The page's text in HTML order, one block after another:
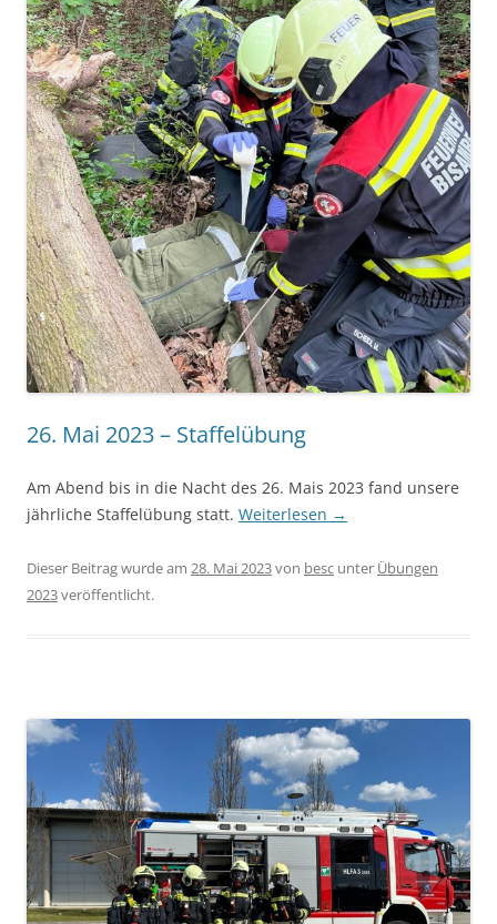
26. Mai 2023 – Staffelübung
Am Abend bis in die Nacht des 26. Mais 2023 fand unsere
jährliche Staffelübung statt. Weiterlesen →
Dieser Beitrag wurde am 28. Mai 2023von besc unter Übungen
2023veröffentlicht.